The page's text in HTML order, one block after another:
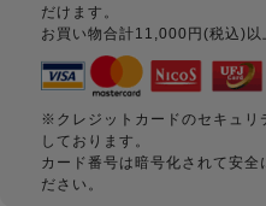
だけます。
お買い物合計11,000円(税込)以
※クレジットカードのセキュリ
しております。
カード番号は暗号化されて安全
ださい。